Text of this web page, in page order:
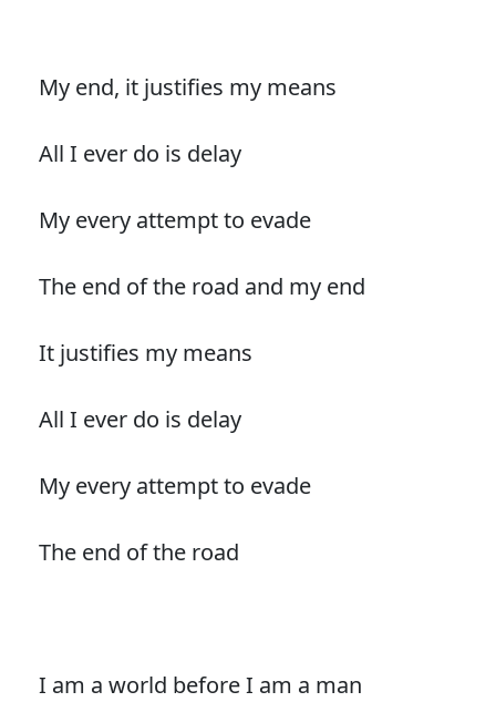
My end, it justifies my means
All I ever do is delay
My every attempt to evade
The end of the road and my end
It justifies my means
All I ever do is delay
My every attempt to evade
The end of the road
I am a world before I am a man